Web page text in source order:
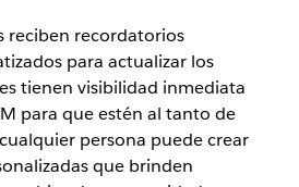
reciben recordatorios
para actualizar los
tienen visibilidad inmediata
para que estén al tanto de
persona puede crear
que brinden